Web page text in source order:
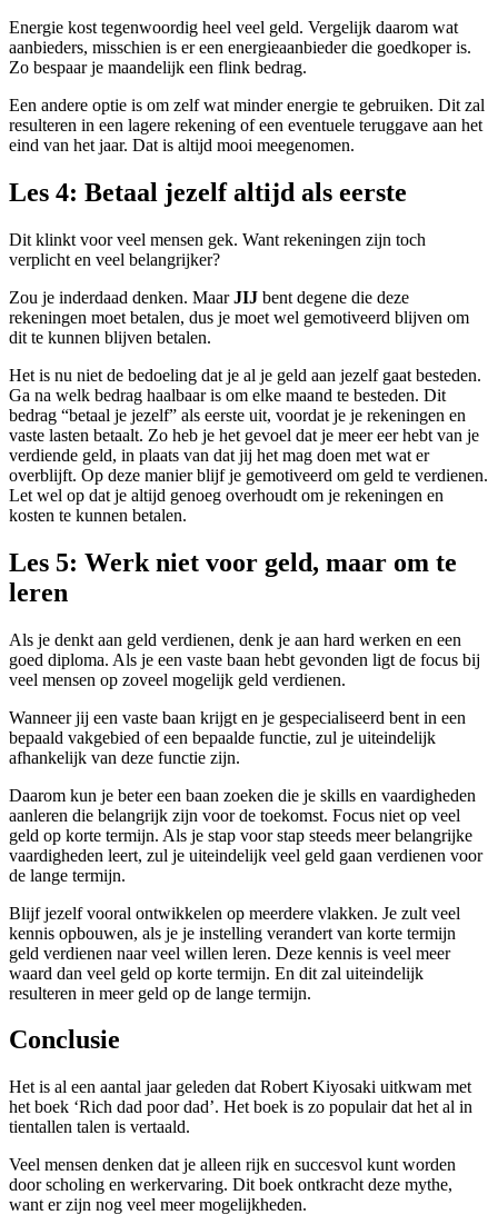
Energie kost tegenwoordig heel veel geld. Vergelijk daarom wat
aanbieders, misschien is er een energieaanbieder die goedkoper is.
Zo bespaar je maandelijk een flink bedrag.
Een andere optie is om zelf wat minder energie te gebruiken. Dit zal
resulteren in een lagere rekening of een eventuele teruggave aan het
eind van het jaar. Dat is altijd mooi meegenomen.
Les 4: Betaal jezelf altijd als eerste
Dit klinkt voor veel mensen gek. Want rekeningen zijn toch
verplicht en veel belangrijker?
Zou je inderdaad denken. MaarJIJ bent degene die deze
rekeningen moet betalen, dus je moet wel gemotiveerd blijven om
dit te kunnen blijven betalen.
Het is nu niet de bedoeling dat je al je geld aan jezelf gaat besteden.
Ga na welk bedrag haalbaar is om elke maand te besteden. Dit
bedrag “betaal je jezelf” als eerste uit, voordat je je rekeningen en
vaste lasten betaalt. Zo heb je het gevoel dat je meer eer hebt van je
verdiende geld, in plaats van dat jij het mag doen met wat er
overblijft. Op deze manier blijf je gemotiveerd om geld te verdienen.
Let wel op dat je altijd genoeg overhoudt om je rekeningen en
kosten te kunnen betalen.
Les 5: Werk niet voor geld, maar om te
leren
Als je denkt aan geld verdienen, denk je aan hard werken en een
goed diploma. Als je een vaste baan hebt gevonden ligt de focus bij
veel mensen op zoveel mogelijk geld verdienen.
Wanneer jij een vaste baan krijgt en je gespecialiseerd bent in een
bepaald vakgebied of een bepaalde functie, zul je uiteindelijk
afhankelijk van deze functie zijn.
Daarom kun je beter een baan zoeken die je skills en vaardigheden
aanleren die belangrijk zijn voor de toekomst. Focus niet op veel
geld op korte termijn. Als je stap voor stap steeds meer belangrijke
vaardigheden leert, zul je uiteindelijk veel geld gaan verdienen voor
de lange termijn.
Blijf jezelf vooral ontwikkelen op meerdere vlakken. Je zult veel
kennis opbouwen, als je je instelling verandert van korte termijn
geld verdienen naar veel willen leren. Deze kennis is veel meer
waard dan veel geld op korte termijn. En dit zal uiteindelijk
resulteren in meer geld op de lange termijn.
Conclusie
Het is al een aantal jaar geleden dat Robert Kiyosaki uitkwam met
het boek ‘Rich dad poor dad’. Het boek is zo populair dat het al in
tientallen talen is vertaald.
Veel mensen denken dat je alleen rijk en succesvol kunt worden
door scholing en werkervaring. Dit boek ontkracht deze mythe,
want er zijn nog veel meer mogelijkheden.